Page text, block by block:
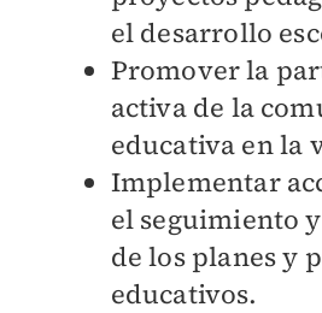
el desarrollo
Promover la
activa de la
educativa en la
Implementar
el seguimiento
de los planes y
educativos.